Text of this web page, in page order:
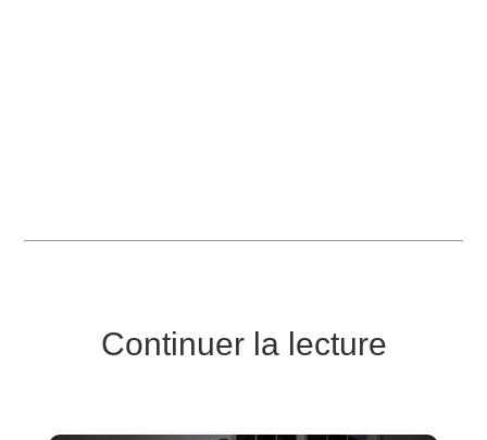
Continuer la lecture